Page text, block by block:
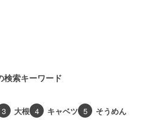
検索キーワード
3 大根 4 キャベツ 5 そうめん